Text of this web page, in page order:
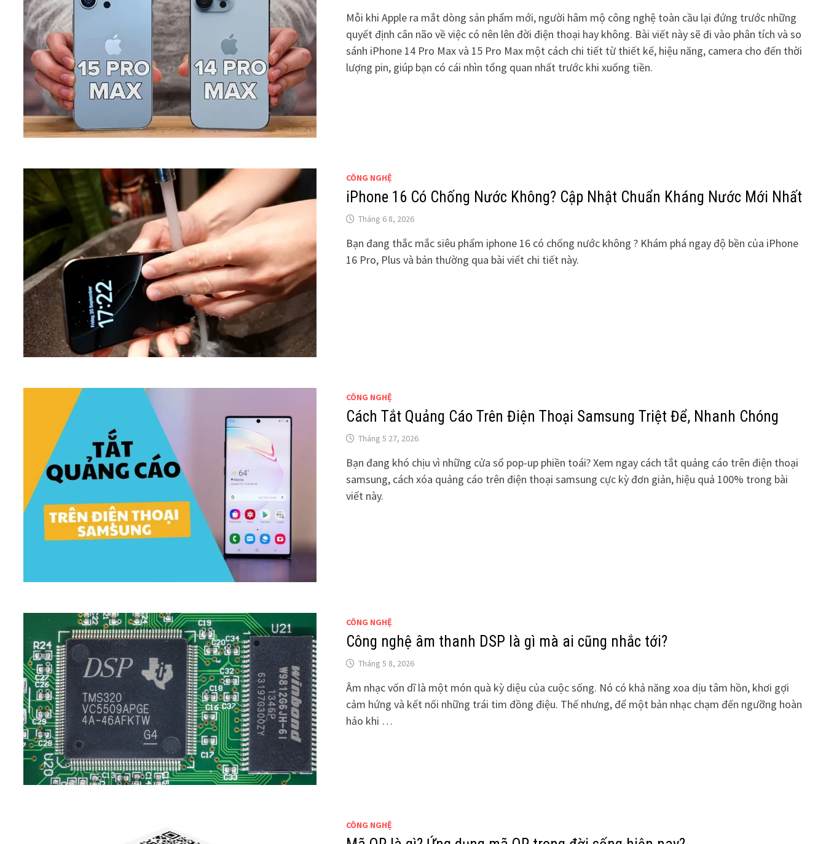
Mỗi khi Apple ra mắt dòng sản phẩm mới, người hâm mộ công nghệ toàn cầu lại đứng trước những
quyết định cân não về việc có nên lên đời điện thoại hay không. Bài viết này sẽ đi vào phân tích và so
sánh iPhone 14 Pro Max và 15 Pro Max một cách chi tiết từ thiết kế, hiệu năng, camera cho đến thời
lượng pin, giúp bạn có cái nhìn tổng quan nhất trước khi xuống tiền.
CÔNG NGHỆ
iPhone 16 Có Chống Nước Không? Cập Nhật Chuẩn Kháng Nước Mới Nhất
Tháng 6 8, 2026
Bạn đang thắc mắc siêu phẩm iphone 16 có chống nước không ? Khám phá ngay độ bền của iPhone
16 Pro, Plus và bản thường qua bài viết chi tiết này.
CÔNG NGHỆ
Cách Tắt Quảng Cáo Trên Điện Thoại Samsung Triệt Để, Nhanh Chóng
Tháng 5 27, 2026
Bạn đang khó chịu vì những cửa sổ pop-up phiền toái? Xem ngay cách tắt quảng cáo trên điện thoại
samsung, cách xóa quảng cáo trên điện thoại samsung cực kỳ đơn giản, hiệu quả 100% trong bài
viết này.
CÔNG NGHỆ
Công nghệ âm thanh DSP là gì mà ai cũng nhắc tới?
Tháng 5 8, 2026
Âm nhạc vốn dĩ là một món quà kỳ diệu của cuộc sống. Nó có khả năng xoa dịu tâm hồn, khơi gợi
cảm hứng và kết nối những trái tim đồng điệu. Thế nhưng, để một bản nhạc chạm đến ngưỡng hoàn
hảo khi …
CÔNG NGHỆ